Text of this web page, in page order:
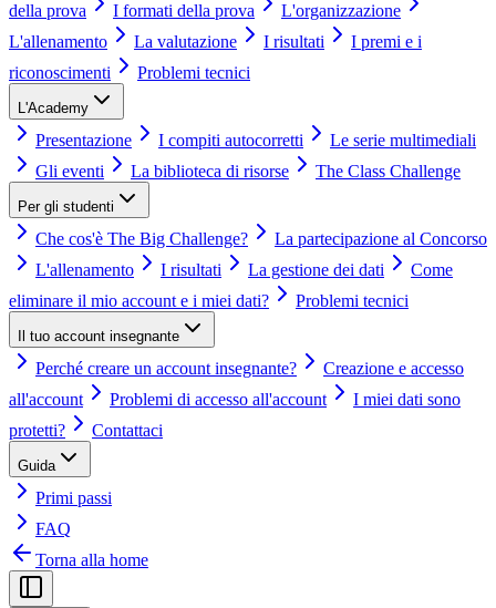
della prova
I formati della prova
L'organizzazione
L'allenamento
La valutazione I risultati
I premi e i
riconoscimenti
Problemi tecnici
L'Academy
Presentazione I compiti autocorretti
Le serie multimediali
Gli eventi
La biblioteca di risorse The Class Challenge
Per gli studenti
Che cos'è The Big Challenge?
La partecipazione al Concorso
L'allenamento
I risultati La gestione dei dati
Come
eliminare il mio account e i miei dati?
Problemi tecnici
Il tuo account insegnante
Perché creare un account insegnante?
Creazione e accesso
all'account
Problemi di accesso all'account
I miei dati sono
protetti?
Contattaci
Guida
Primi passi
FAQ
Torna alla home